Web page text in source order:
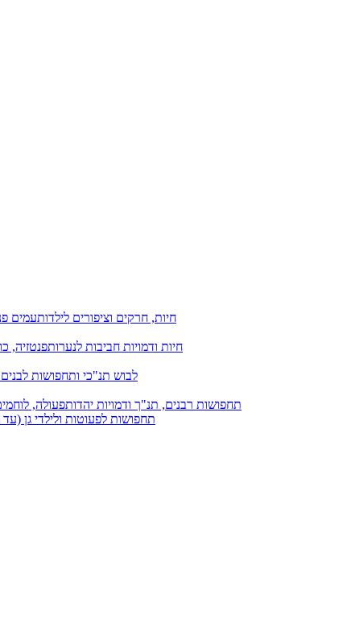
חיות, חרקים וציפורים לילדותעמים
חיות ודמויות חביבות לנערותפנטזיה,
לבוש תנ"כי ותחפושות לבנים
תחפושות רבנים, תנ"ך ודמויות יהדותפעולה,
תחפושות לפעוטות ולילדי גן (עד